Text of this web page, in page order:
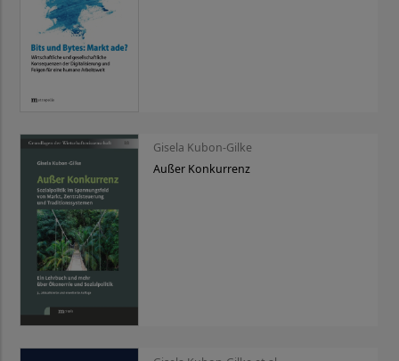
Gisela Kubon-Gilke
Außer Konkurrenz